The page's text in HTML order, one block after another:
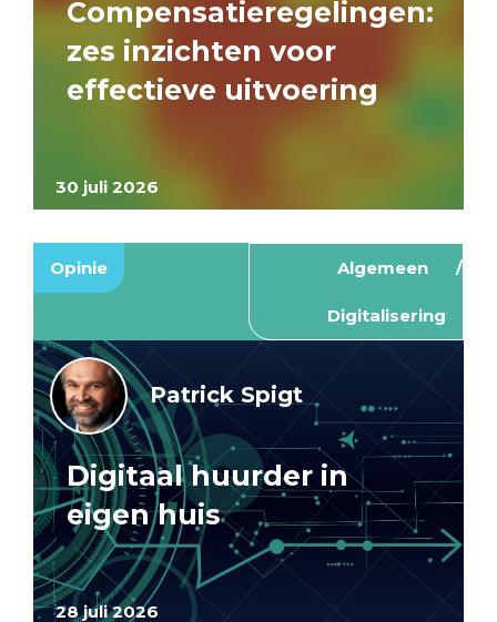
30 juli 2026
Compensatieregelingen:
zes inzichten voor
effectieve uitvoering
Opinie Algemeen
Digitalisering
28 juli 2026
Patrick Spigt
Digitaal huurder in
eigen huis